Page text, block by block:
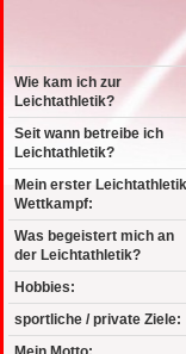
Wie kam ich zur
Leichtathletik?
Seit wann betreibe ich
Leichtathletik?
Mein erster
Wettkampf:
Was begeistert mich an
der Leichtathletik?
Hobbies:
sportliche / private Ziele: